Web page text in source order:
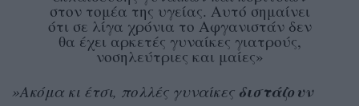
στον τομέα της υγείας. Αυτό σημαίνει
ότι σε λίγα χρόνια το Αφγανιστάν δεν
θα έχει αρκετές γυναίκες γιατρούς,
νοσηλεύτριες και μαίες»
»Ακόμα κι έτσι, πολλές γυναίκες διστάζουν